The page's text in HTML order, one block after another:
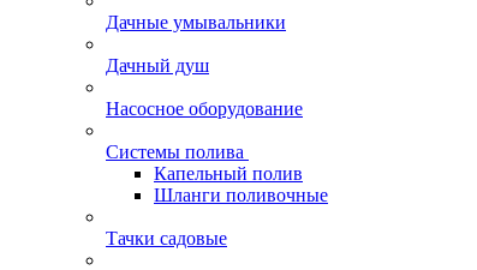
Дачные умывальники
Дачный душ
Насосное оборудование
Системы полива
Капельный полив
Шланги поливочные
Тачки садовые